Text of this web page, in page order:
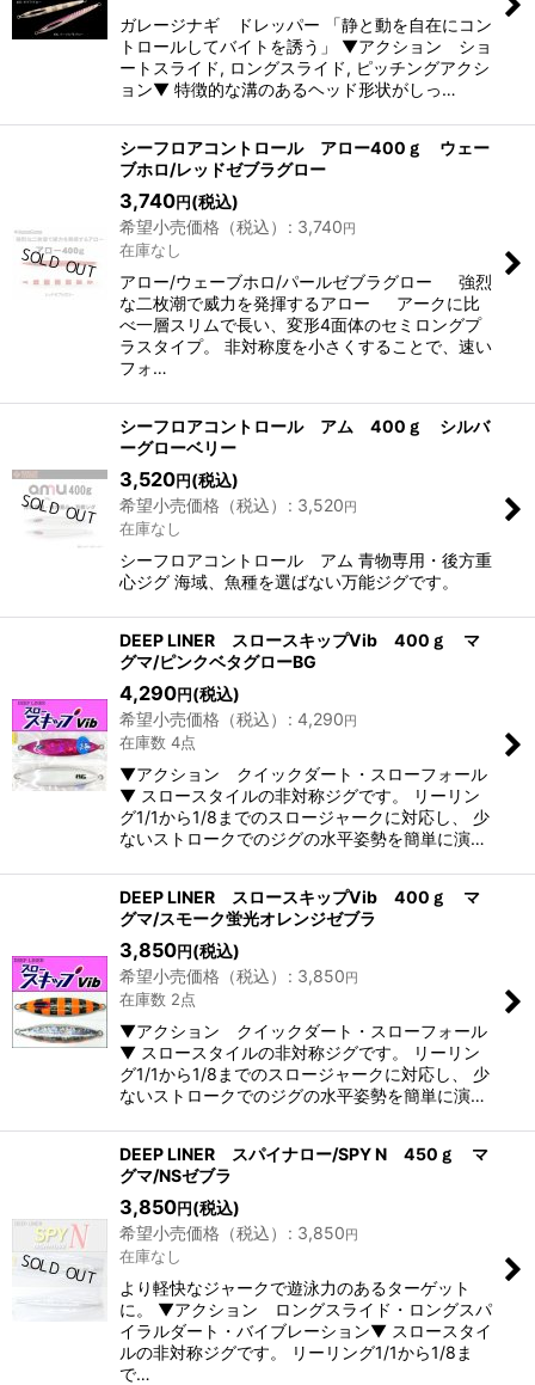
ガレージナギ ドレッパー 「静と動を自在にコン
トロールしてバイトを誘う」 ▼アクション ショ
ートスライド, ロングスライド, ピッチングアクシ
ョン▼ 特徴的な溝のあるヘッド形状がしっ…
シーフロアコントロール アロー400ｇ ウェー
ブホロ/レッドゼブラグロー
3,740円(税込)
希望小売価格（税込）
: 3,740円
在庫なし
アロー/ウェーブホロ/パールゼブラグロー 強烈
な二枚潮で威力を発揮するアロー アークに比
べ一層スリムで長い、変形4面体のセミロングプ
ラスタイプ。 非対称度を小さくすることで、速い
フォ…
シーフロアコントロール アム 400ｇ シルバ
ーグローベリー
3,520円(税込)
希望小売価格（税込）
: 3,520円
在庫なし
シーフロアコントロール アム 青物専用・後方重
心ジグ 海域、魚種を選ばない万能ジグです。
DEEP LINER スロースキップVib 400ｇ マ
グマ/ピンクベタグローBG
4,290円(税込)
希望小売価格（税込）
: 4,290円
在庫数 4点
▼アクション クイックダート・スローフォール
▼ スロースタイルの非対称ジグです。 リーリン
グ1/1から1/8までのスロージャークに対応し、 少
ないストロークでのジグの水平姿勢を簡単に演…
DEEP LINER スロースキップVib 400ｇ マ
グマ/スモーク蛍光オレンジゼブラ
3,850円(税込)
希望小売価格（税込）
: 3,850円
在庫数 2点
▼アクション クイックダート・スローフォール
▼ スロースタイルの非対称ジグです。 リーリン
グ1/1から1/8までのスロージャークに対応し、 少
ないストロークでのジグの水平姿勢を簡単に演…
DEEP LINER スパイナロー/SPY N 450ｇ マ
グマ/NSゼブラ
3,850円(税込)
希望小売価格（税込）
: 3,850円
在庫なし
より軽快なジャークで遊泳力のあるターゲット
に。 ▼アクション ロングスライド・ロングスパ
イラルダート・バイブレーション▼ スロースタイ
ルの非対称ジグです。 リーリング1/1から1/8ま
で…